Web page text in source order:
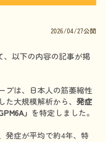
2026/04/27公開
、以下の内容の記事が掲
プは、日本人の筋萎縮性
大規模解析から、 発症
」 を特定しました。
発症が平均で約4年、特